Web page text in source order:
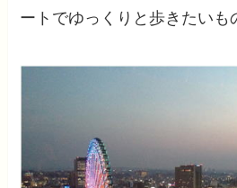
ートでゆっくりと歩きたいも